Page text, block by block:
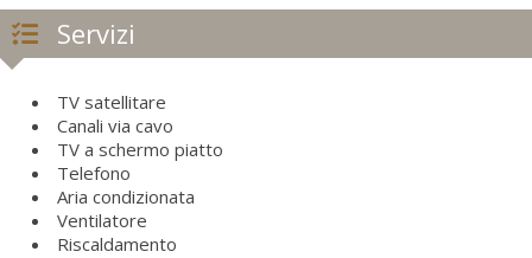
Servizi
TV satellitare
Canali via cavo
TV a schermo piatto
Telefono
Aria condizionata
Ventilatore
Riscaldamento